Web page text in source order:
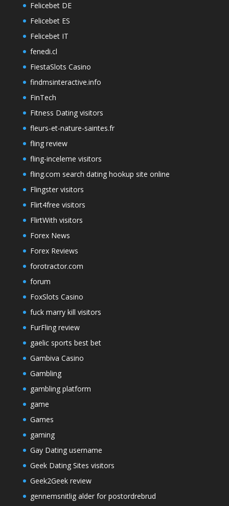
Felicebet DE
Felicebet ES
Felicebet IT
fenedi.cl
FiestaSlots Casino
findmsinteractive.info
FinTech
Fitness Dating visitors
fleurs-et-nature-saintes.fr
fling review
fling-inceleme visitors
fling.com search dating hookup site online
Flingster visitors
Flirt4free visitors
FlirtWith visitors
Forex News
Forex Reviews
forotractor.com
forum
FoxSlots Casino
fuck marry kill visitors
FurFling review
gaelic sports best bet
Gambiva Casino
Gambling
gambling platform
game
Games
gaming
Gay Dating username
Geek Dating Sites visitors
Geek2Geek review
gennemsnitlig alder for postordrebrud